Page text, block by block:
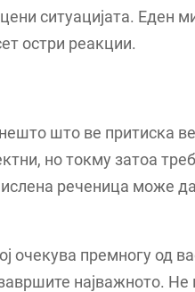
ситуацијата. Еден
остри реакции.
што ве притиска
но токму затоа
реченица може
очекува премногу од
најважното. Не